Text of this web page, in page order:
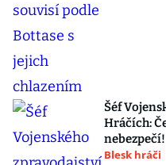
Šéf
Hráčích:
nebezpečí!
Blesk hráči